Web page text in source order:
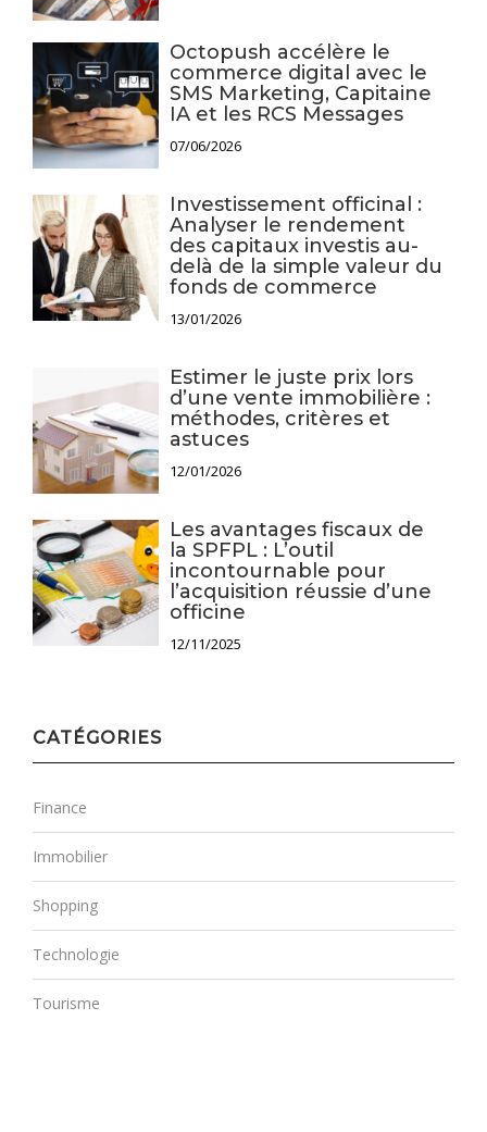
Octopush accélère le
commerce digital avec le
SMS Marketing, Capitaine
IA et les RCS Messages
07/06/2026
Investissement officinal :
Analyser le rendement
des capitaux investis au-
delà de la simple valeur du
fonds de commerce
13/01/2026
Estimer le juste prix lors
d’une vente immobilière :
méthodes, critères et
astuces
12/01/2026
Les avantages fiscaux de
la SPFPL : L’outil
incontournable pour
l’acquisition réussie d’une
officine
12/11/2025
CATÉGORIES
Finance
Immobilier
Shopping
Technologie
Tourisme